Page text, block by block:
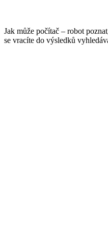
Jak může počítač – robot
se vracíte do výsledků